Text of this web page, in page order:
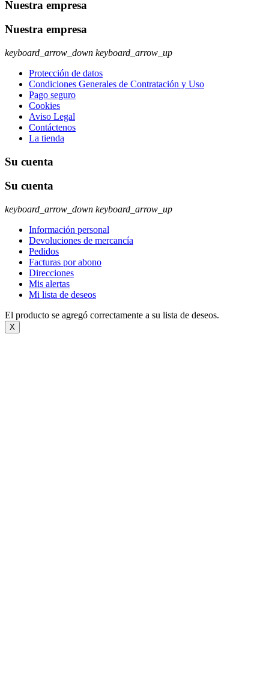
Nuestra empresa
Nuestra empresa
keyboard_arrow_down keyboard_arrow_up
Protección de datos
Condiciones Generales de Contratación y Uso
Pago seguro
Cookies
Aviso Legal
Contáctenos
La tienda
Su cuenta
Su cuenta
keyboard_arrow_down keyboard_arrow_up
Información personal
Devoluciones de mercancía
Pedidos
Facturas por abono
Direcciones
Mis alertas
Mi lista de deseos
El producto se agregó correctamente a su lista de deseos.
X